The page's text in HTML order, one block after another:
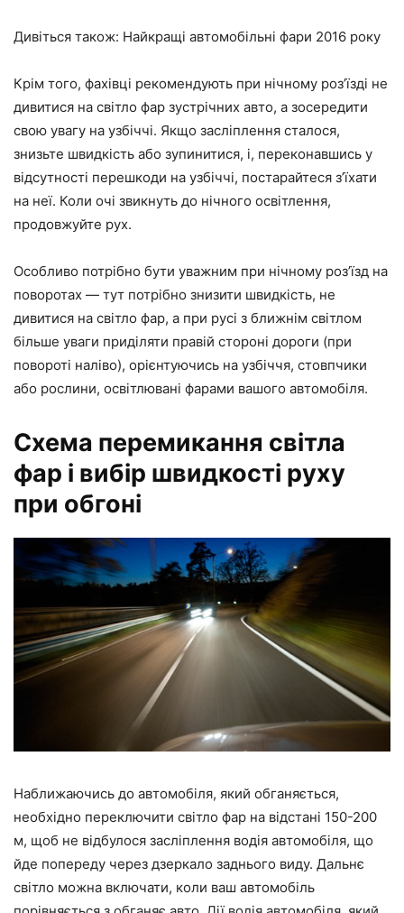
Дивіться також: Найкращі автомобільні фари 2016 року
Крім того, фахівці рекомендують при нічному роз’їзді не
дивитися на світло фар зустрічних авто, а зосередити
свою увагу на узбіччі. Якщо засліплення сталося,
знизьте швидкість або зупинитися, і, переконавшись у
відсутності перешкоди на узбіччі, постарайтеся з’їхати
на неї. Коли очі звикнуть до нічного освітлення,
продовжуйте рух.
Особливо потрібно бути уважним при нічному роз’їзд на
поворотах — тут потрібно знизити швидкість, не
дивитися на світло фар, а при русі з ближнім світлом
більше уваги приділяти правій стороні дороги (при
повороті наліво), орієнтуючись на узбіччя, стовпчики
або рослини, освітлювані фарами вашого автомобіля.
Схема перемикання світла
фар і вибір швидкості руху
при обгоні
Наближаючись до автомобіля, який обганяється,
необхідно переключити світло фар на відстані 150-200
м, щоб не відбулося засліплення водія автомобіля, що
йде попереду через дзеркало заднього виду. Дальнє
світло можна включати, коли ваш автомобіль